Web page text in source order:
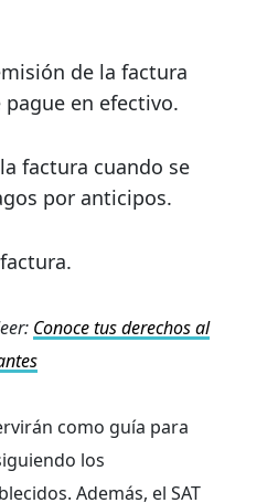
de la factura
pague en efectivo.
factura cuando se
por anticipos.
Conoce tus derechos al
como guía para
los
Además, el SAT